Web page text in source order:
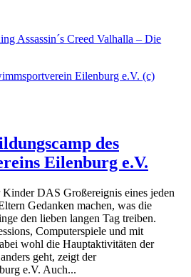
Assassin´s Creed Valhalla – Die
des
Eilenburg e.V.
DAS Großereignis eines jeden
Gedanken machen, was die
den lieben langen Tag treiben.
Computerspiele und mit
wohl die Hauptaktivitäten der
geht, zeigt der
e.V. Auch...